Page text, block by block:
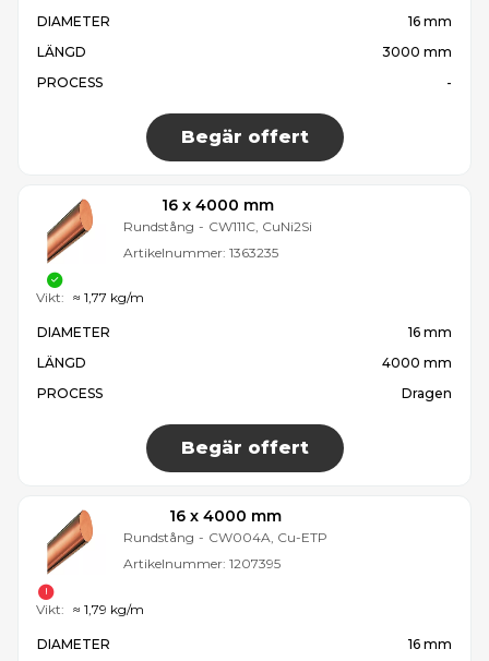
DIAMETER
16 mm
LÄNGD
3000 mm
PROCESS
-
Begär offert
16 x 4000 mm
Rundstång - CW111C, CuNi2Si
Artikelnummer: 1363235
DIAMETER
16 mm
LÄNGD
4000 mm
PROCESS
Dragen
Begär offert
Vikt: ≈ 1,77 kg/m
16 x 4000 mm
Rundstång - CW004A, Cu-ETP
Artikelnummer: 1207395
DIAMETER
16 mm
Vikt: ≈ 1,79 kg/m